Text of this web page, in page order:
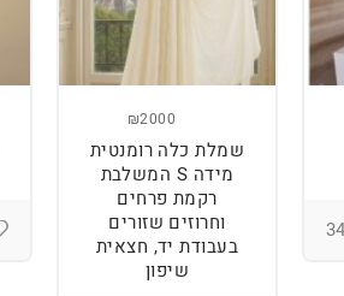
₪2000
שמלת כלה רומנטית
מידה S המשלבת
רקמת פרחים
וחרוזים שזורים
בעבודת יד, חצאית
שיפון